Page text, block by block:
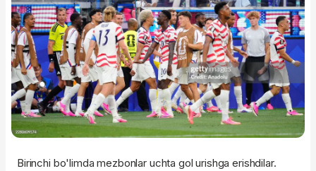
Birinchi bo'limda mezbonlar uchta gol urishga erishdilar.